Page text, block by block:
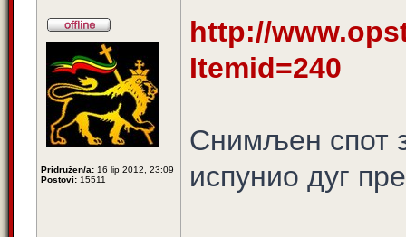
Pridružen/a: 16 lip 2012, 23:09
Postovi: 15511
http://
Itemid=240
Снимљен спот
испунио дуг